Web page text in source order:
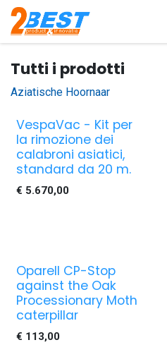
Passa al contenuto
Tutti i prodotti
Aziatische Hoornaar
VespaVac - Kit per
la rimozione dei
calabroni asiatici,
standard da 20 m.
€ 5.670,00
Oparell CP-Stop
against the Oak
Processionary Moth
caterpillar
€ 113,00